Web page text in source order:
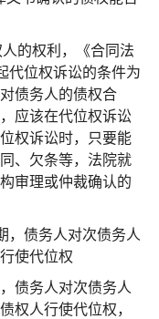
的权利，《合同法
代位权诉讼的条件为
债务人的债权合
应该在代位权诉讼
权诉讼时，只要能
、欠条等，法院就
审理或仲裁确认的
，债务人对次债务人
使代位权
债务人对次债务人
权人行使代位权，